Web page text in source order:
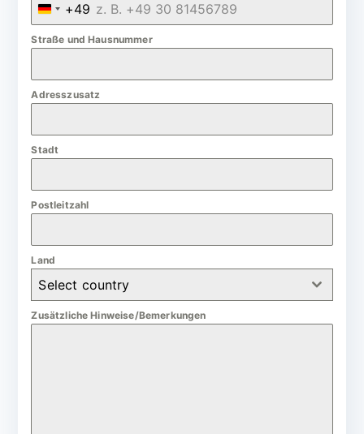
G
e
m
a
y
+49
Straße und Hausnummer
Adresszusatz
Stadt
Postleitzahl
Land
Select country
Zusätzliche Hinweise/Bemerkungen